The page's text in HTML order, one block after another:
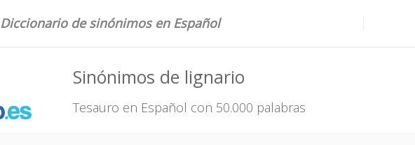
Diccionario de sinónimos en Español
Sinónimos de lignario
Tesauro en Español con 50.000 palabras